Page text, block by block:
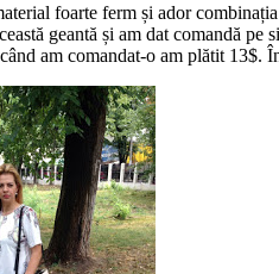
foarte ferm și ador
geantă și am dat comandă
am comandat-o am plătit 13$.